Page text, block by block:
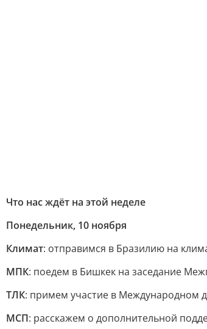
Что нас ждёт на этой неделе
Понедельник, 10 ноября
Климат: отправимся в Бразилию на
МПК: поедем в Бишкек на заседание
ТЛК: примем участие в Международном
МСП: расскажем о дополнительной